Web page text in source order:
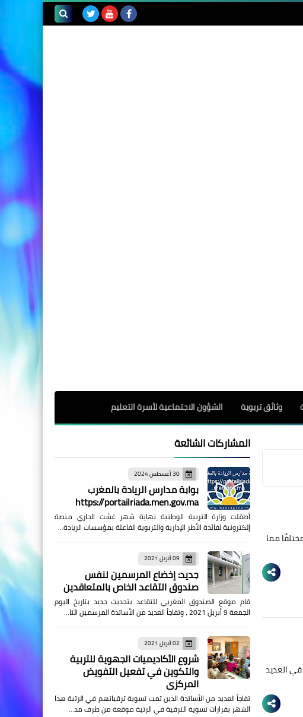
الإلكترونية
وثائق تربوية الشؤون الاجتماعية لأسرة التعليم
مما
العديد
المشاركات الشائعة
30 أغسطس 2024
بوابة مدارس الريادة بالمغرب
https://portailriada.men.gov.ma
أطقلت وزارة التربية الوطنية نهاية شهر غشت الجاري منصة
إلكترونية لفائدة الأطر الإدارية والتربوية الفاعلة بمؤسسات الريادة…
09 أبريل 2021
جديد: إخضاع المرسمين لنفس
صندوق التقاعد الخاص بالمتعاقدين
قام موقع الصندوق المغربي للتقاعد بتحديث جديد بتاريخ اليوم
الجمعة 9 أبريل 2021 ، وتفاجأ العديد من الأساتذة المرسمين التا…
02 أبريل 2021
شروع الأكاديميات الجهوية للتربية
والتكوين في تفعيل التفويض
المركزي
تفاجأ العديد من الأساتذة الذين تمت تسوية ترقياتهم في الرتبة هذا
الشهر بقرارات تسوية الترقية في الرتبة موقعة من طرف مد…